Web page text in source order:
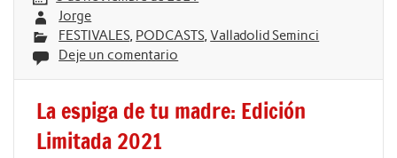
Jorge
FESTIVALES, PODCASTS,Valladolid Seminci
Deje un comentario
La espiga de tu madre: Edición
Limitada 2021